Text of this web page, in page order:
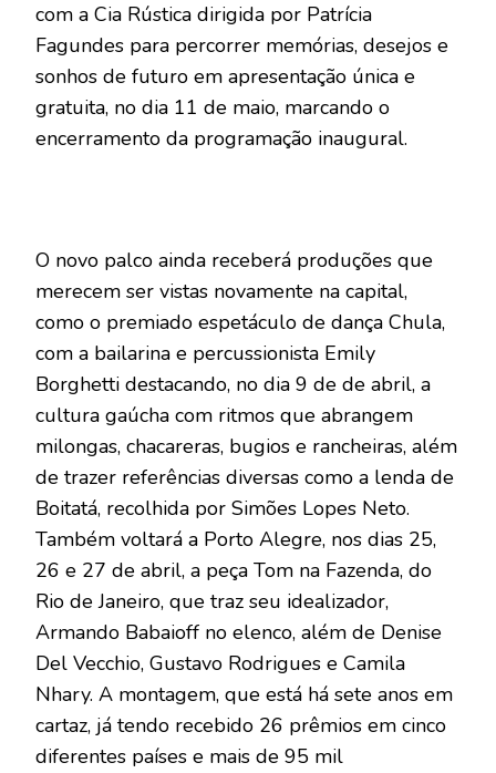
com a Cia Rústica dirigida por Patrícia
Fagundes para percorrer memórias, desejos e
sonhos de futuro em apresentação única e
gratuita, no dia 11 de maio, marcando o
encerramento da programação inaugural.
O novo palco ainda receberá produções que
merecem ser vistas novamente na capital,
como o premiado espetáculo de dança Chula,
com a bailarina e percussionista Emily
Borghetti destacando, no dia 9 de de abril, a
cultura gaúcha com ritmos que abrangem
milongas, chacareras, bugios e rancheiras, além
de trazer referências diversas como a lenda de
Boitatá, recolhida por Simões Lopes Neto.
Também voltará a Porto Alegre, nos dias 25,
26 e 27 de abril, a peça Tom na Fazenda, do
Rio de Janeiro, que traz seu idealizador,
Armando Babaioff no elenco, além de Denise
Del Vecchio, Gustavo Rodrigues e Camila
Nhary. A montagem, que está há sete anos em
cartaz, já tendo recebido 26 prêmios em cinco
diferentes países e mais de 95 mil